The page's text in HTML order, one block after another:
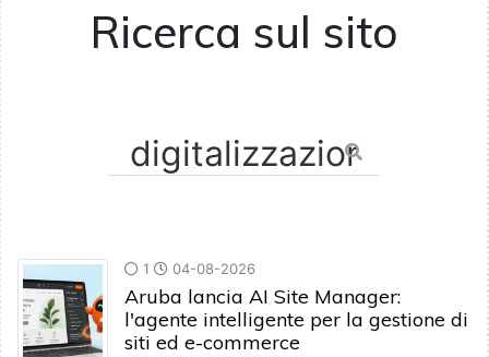
Ricerca sul sito
1 04-08-2026
Aruba lancia AI Site Manager:
l'agente intelligente per la gestione di
siti ed e-commerce